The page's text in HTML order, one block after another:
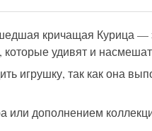
кричащая Курица —
удивят и
игрушку, так как она
дополнением